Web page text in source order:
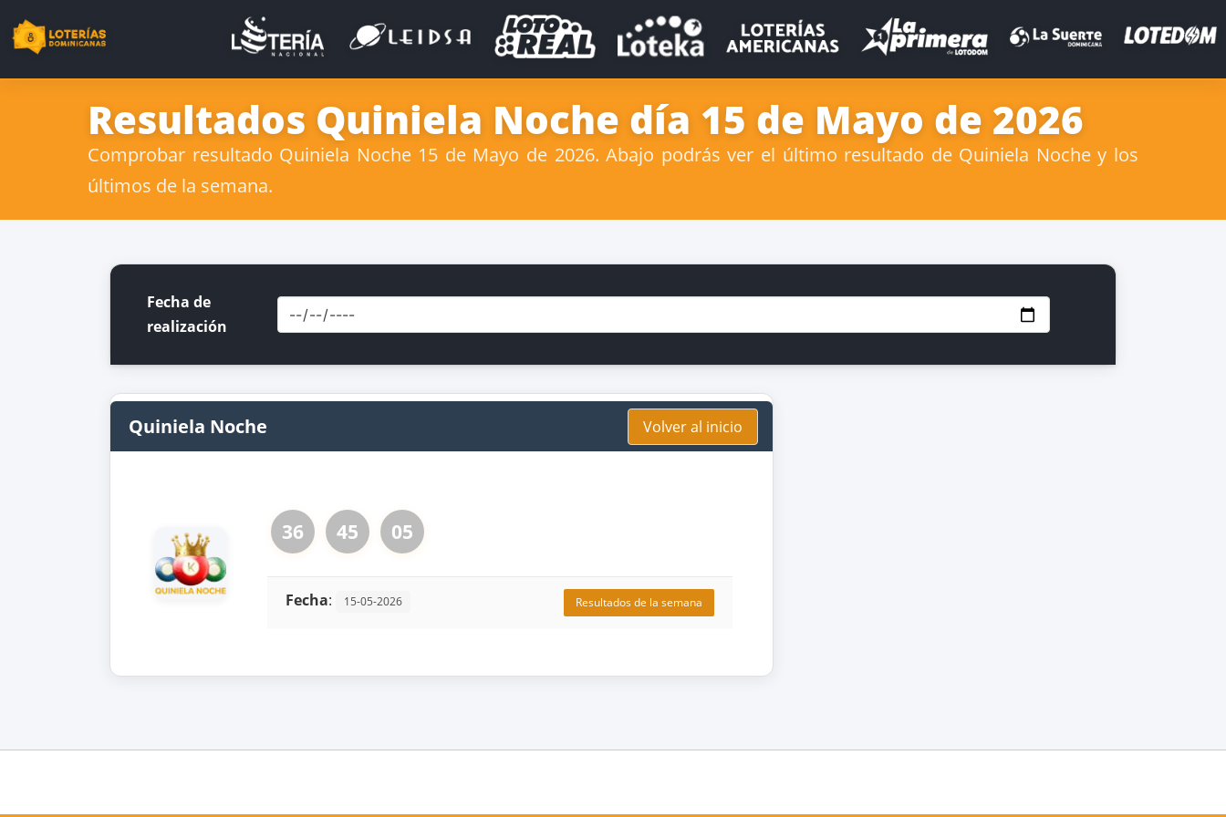
Resultados Quiniela Noche día 15 de Mayo de 2026
Comprobar resultado Quiniela Noche 15 de Mayo de 2026. Abajo podrás ver el último resultado de Quiniela Noche y los
últimos de la semana.
Fecha de
realización
Quiniela Noche Volver al inicio
36 45 05
Fecha: 15-05-2026 Resultados de la semana